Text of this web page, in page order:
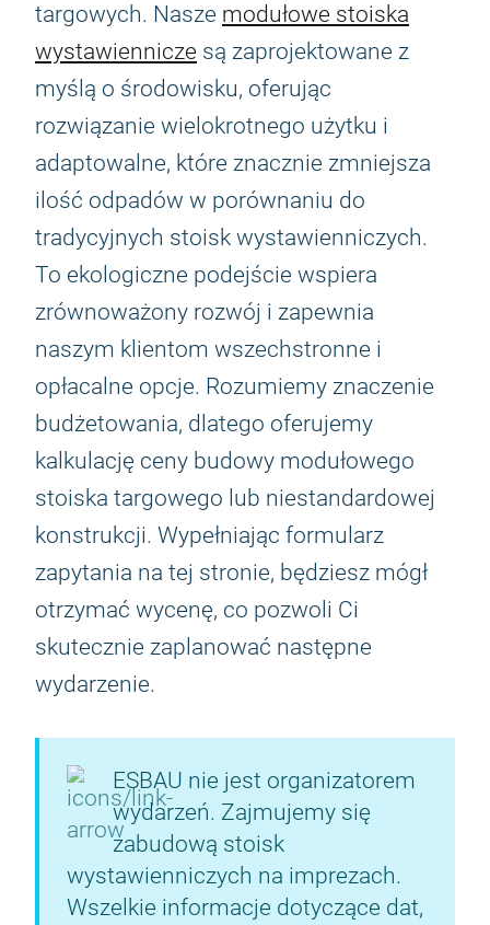
targowych. Nasze modułowe stoiska
wystawiennicze są zaprojektowane z
myślą o środowisku, oferując
rozwiązanie wielokrotnego użytku i
adaptowalne, które znacznie zmniejsza
ilość odpadów w porównaniu do
tradycyjnych stoisk wystawienniczych.
To ekologiczne podejście wspiera
zrównoważony rozwój i zapewnia
naszym klientom wszechstronne i
opłacalne opcje. Rozumiemy znaczenie
budżetowania, dlatego oferujemy
kalkulację ceny budowy modułowego
stoiska targowego lub niestandardowej
konstrukcji. Wypełniając formularz
zapytania na tej stronie, będziesz mógł
otrzymać wycenę, co pozwoli Ci
skutecznie zaplanować następne
wydarzenie.
ESBAU nie jest organizatorem
wydarzeń. Zajmujemy się
zabudową stoisk
wystawienniczych na imprezach.
Wszelkie informacje dotyczące dat,